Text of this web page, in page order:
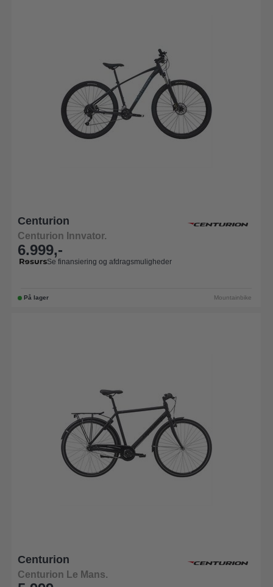
Centurion
Centurion Innvator.
6.999,-
Se finansiering og afdragsmuligheder
På lager Mountainbike
Centurion
Centurion Le Mans.